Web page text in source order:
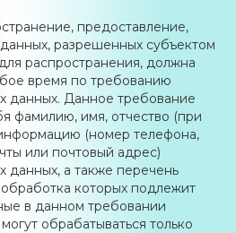
предоставление,
разрешенных субъектом
распространения, должна
время по требованию
данных. Данное требование
фамилию, имя, отчество (при
(номер телефона,
или почтовый адрес)
данных, а также перечень
которых подлежит
в данном требовании
обрабатываться только